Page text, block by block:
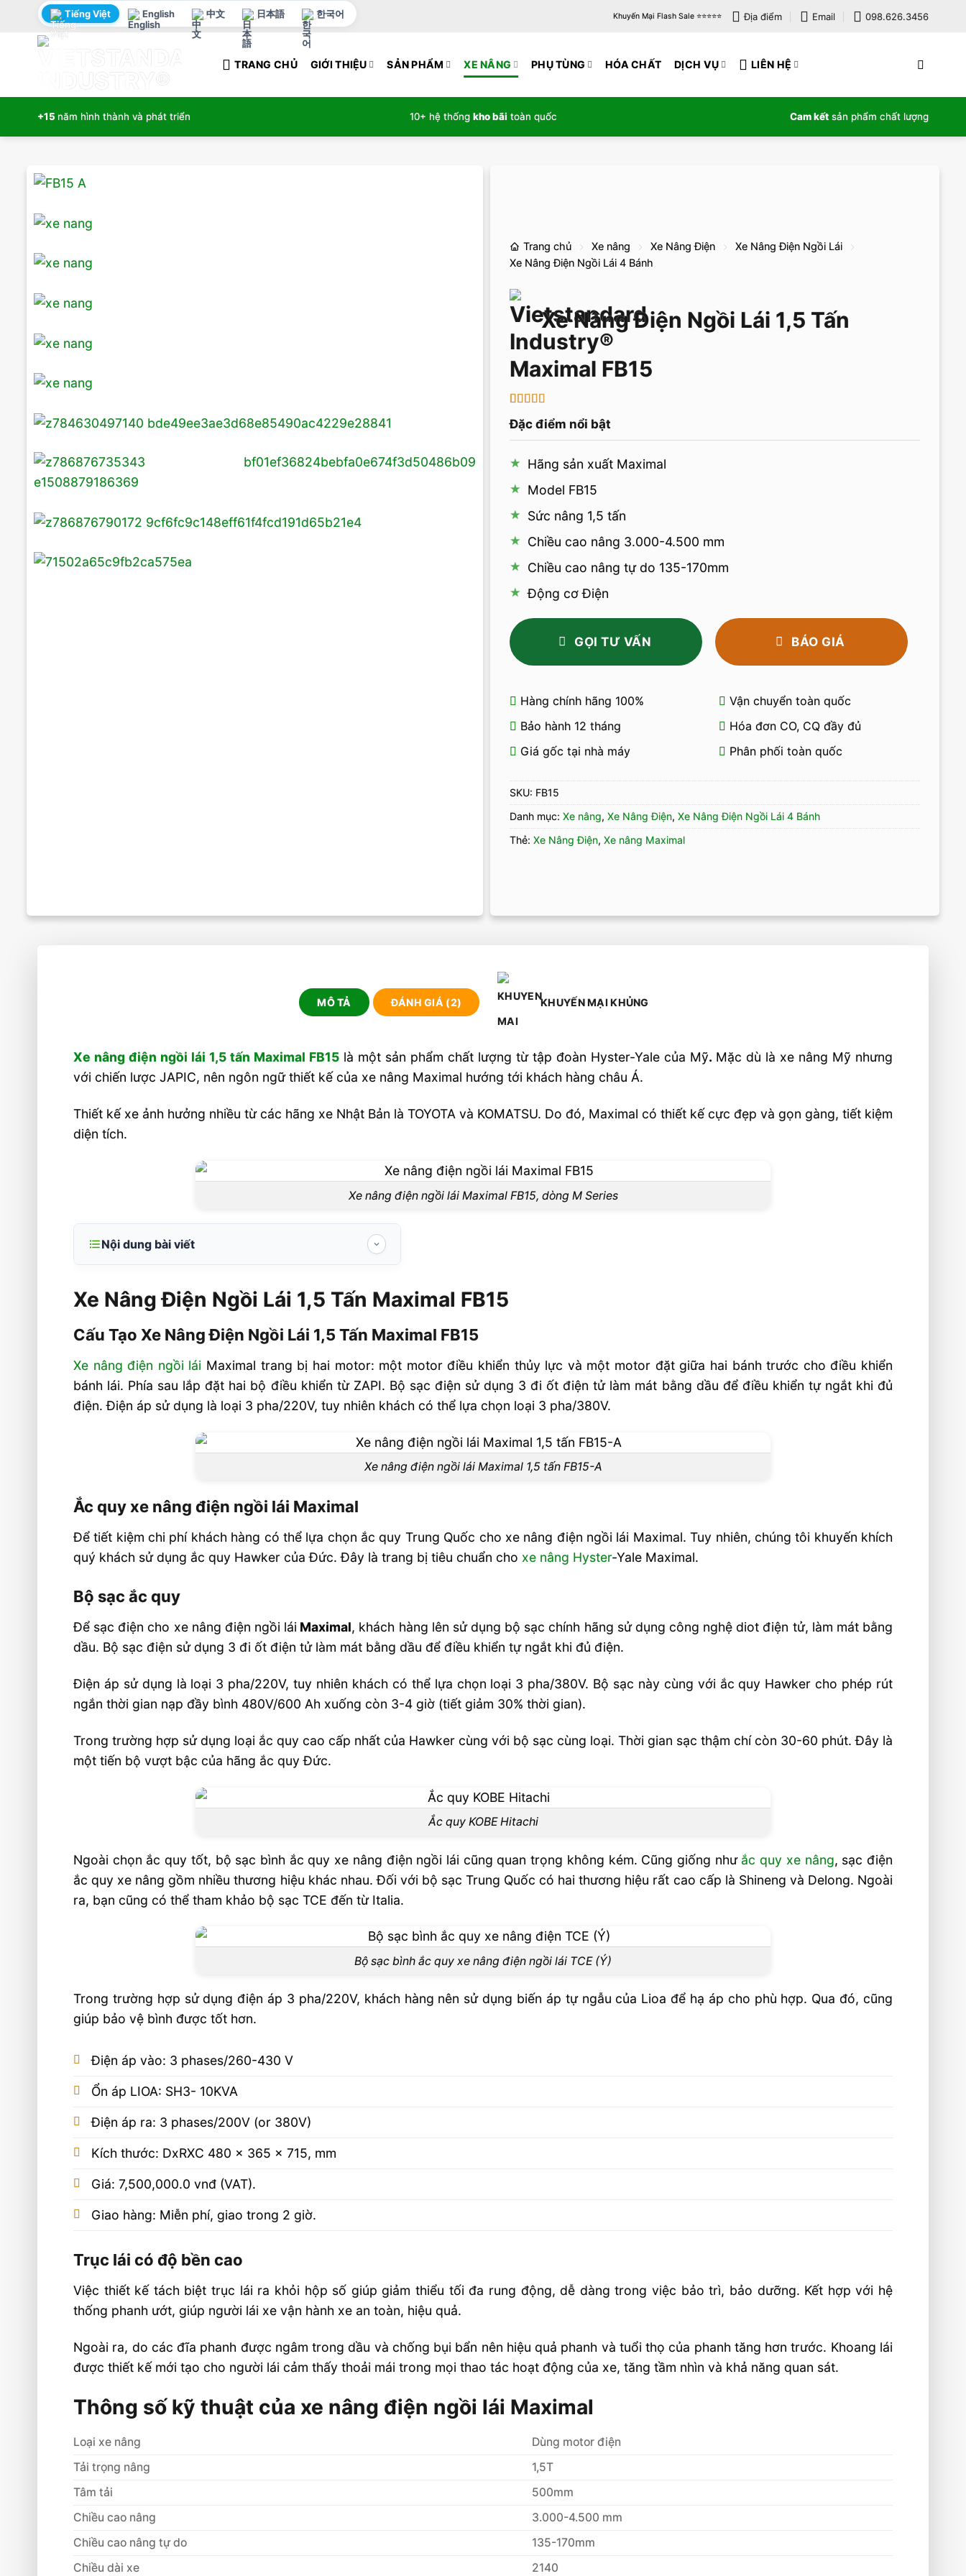
Tiếng Việt English 中文 日本語 한국어 Khuyến Mại Flash Sale ⭐️⭐️⭐️⭐️⭐️ Địa điểm Email 098.626.3456
TRANG CHỦ GIỚI THIỆU SẢN PHẨM XE NÂNG PHỤ TÙNG HÓA CHẤT DỊCH VỤ LIÊN HỆ
+15 năm hình thành và phát triển 10+ hệ thống kho bãi toàn quốc Cam kết sản phẩm chất lượng
Trang chủ Xe nâng Xe Nâng Điện
Xe Nâng Điện Ngồi Lái
Xe Nâng Điện Ngồi Lái 4 Bánh
Xe Nâng Điện Ngồi Lái 1,5 Tấn
Maximal FB15
trên 5 dựa
trênđánh
giá
Đặc điểm nổi bật
Hãng sản xuất Maximal
Model FB15
Sức nâng 1,5 tấn
Chiều cao nâng 3.000-4.500 mm
Chiều cao nâng tự do 135-170mm
Động cơ Điện
GỌI TƯ VẤN BÁO GIÁ
Hàng chính hãng 100%
Vận chuyển toàn quốc
Bảo hành 12 tháng
Hóa đơn CO, CQ đầy đủ
Giá gốc tại nhà máy
Phân phối toàn quốc
SKU: FB15
Danh mục: Xe nâng, Xe Nâng Điện, Xe Nâng Điện Ngồi Lái 4 Bánh
Thẻ: Xe Nâng Điện, Xe nâng Maximal
MÔ TẢ ĐÁNH GIÁ (2) KHUYẾN MẠI KHỦNG
Xe nâng điện ngồi lái 1,5 tấn Maximal FB15 là một sản phẩm chất lượng từ tập đoàn Hyster-Yale của Mỹ. Mặc dù là xe nâng Mỹ nhưng
với chiến lược JAPIC, nên ngôn ngữ thiết kế của xe nâng Maximal hướng tới khách hàng châu Á.
Thiết kế xe ảnh hưởng nhiều từ các hãng xe Nhật Bản là TOYOTA và KOMATSU. Do đó, Maximal có thiết kế cực đẹp và gọn gàng, tiết kiệm
diện tích.
Xe nâng điện ngồi lái Maximal FB15, dòng M Series
Nội dung bài viết
Cấu Tạo Xe Nâng Điện Ngồi Lái 1,5 Tấn Maximal
Ắc quy xe nâng điện ngồi lái Maximal
Bộ sạc ắc quy
Trục lái có độ bền cao
Xe Nâng Điện Ngồi Lái 1,5 Tấn Maximal FB15
Cấu Tạo Xe Nâng Điện Ngồi Lái 1,5 Tấn Maximal FB15
Xe nâng điện ngồi lái Maximal trang bị hai motor: một motor điều khiển thủy lực và một motor đặt giữa hai bánh trước cho điều khiển
bánh lái. Phía sau lắp đặt hai bộ điều khiển từ ZAPI. Bộ sạc điện sử dụng 3 đi ốt điện tử làm mát bằng dầu để điều khiển tự ngắt khi đủ
điện. Điện áp sử dụng là loại 3 pha/220V, tuy nhiên khách có thể lựa chọn loại 3 pha/380V.
Xe nâng điện ngồi lái Maximal 1,5 tấn FB15-A
Ắc quy xe nâng điện ngồi lái Maximal
Để tiết kiệm chi phí khách hàng có thể lựa chọn ắc quy Trung Quốc cho xe nâng điện ngồi lái Maximal. Tuy nhiên, chúng tôi khuyến khích
quý khách sử dụng ắc quy Hawker của Đức. Đây là trang bị tiêu chuẩn cho xe nâng Hyster-Yale Maximal.
Bộ sạc ắc quy
Để sạc điện cho xe nâng điện ngồi lái Maximal, khách hàng lên sử dụng bộ sạc chính hãng sử dụng công nghệ diot điện tử, làm mát bằng
dầu. Bộ sạc điện sử dụng 3 đi ốt điện tử làm mát bằng dầu để điều khiển tự ngắt khi đủ điện.
Điện áp sử dụng là loại 3 pha/220V, tuy nhiên khách có thể lựa chọn loại 3 pha/380V. Bộ sạc này cùng với ắc quy Hawker cho phép rút
ngắn thời gian nạp đầy bình 480V/600 Ah xuống còn 3-4 giờ (tiết giảm 30% thời gian).
Trong trường hợp sử dụng loại ắc quy cao cấp nhất của Hawker cùng với bộ sạc cùng loại. Thời gian sạc thậm chí còn 30-60 phút. Đây là
một tiến bộ vượt bậc của hãng ắc quy Đức.
Ắc quy KOBE Hitachi
Ngoài chọn ắc quy tốt, bộ sạc bình ắc quy xe nâng điện ngồi lái cũng quan trọng không kém. Cũng giống như ắc quy xe nâng, sạc điện
ắc quy xe nâng gồm nhiều thương hiệu khác nhau. Đối với bộ sạc Trung Quốc có hai thương hiệu rất cao cấp là Shineng và Delong. Ngoài
ra, bạn cũng có thể tham khảo bộ sạc TCE đến từ Italia.
Bộ sạc bình ắc quy xe nâng điện ngồi lái TCE (Ý)
Trong trường hợp sử dụng điện áp 3 pha/220V, khách hàng nên sử dụng biến áp tự ngẫu của Lioa để hạ áp cho phù hợp. Qua đó, cũng
giúp bảo vệ bình được tốt hơn.
Điện áp vào: 3 phases/260-430 V
Ổn áp LIOA: SH3- 10KVA
Điện áp ra: 3 phases/200V (or 380V)
Kích thước: DxRXC 480 x 365 x 715, mm
Giá: 7,500,000.0 vnđ (VAT).
Giao hàng: Miễn phí, giao trong 2 giờ.
Trục lái có độ bền cao
Việc thiết kế tách biệt trục lái ra khỏi hộp số giúp giảm thiểu tối đa rung động, dễ dàng trong việc bảo trì, bảo dưỡng. Kết hợp với hệ
thống phanh ướt, giúp người lái xe vận hành xe an toàn, hiệu quả.
Ngoài ra, do các đĩa phanh được ngâm trong dầu và chống bụi bẩn nên hiệu quả phanh và tuổi thọ của phanh tăng hơn trước. Khoang lái
được thiết kế mới tạo cho người lái cảm thấy thoải mái trong mọi thao tác hoạt động của xe, tăng tầm nhìn và khả năng quan sát.
Thông số kỹ thuật của xe nâng điện ngồi lái Maximal
Loại xe nâng
Dùng motor điện
Tải trọng nâng
1,5T
Tâm tải
500mm
Chiều cao nâng
3.000-4.500 mm
Chiều cao nâng tự do
135-170mm
Chiều dài xe
2140